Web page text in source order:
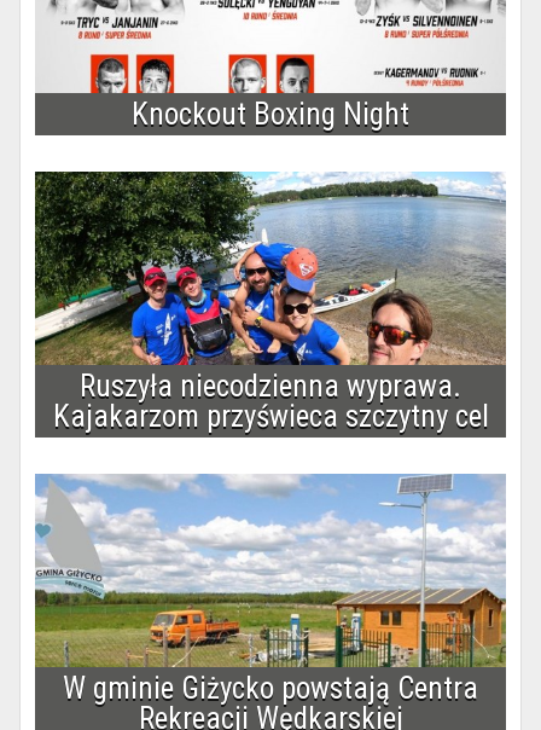
Knockout Boxing Night
Ruszyła niecodzienna wyprawa.
Kajakarzom przyświeca szczytny cel
W gminie Giżycko powstają Centra
Rekreacji Wędkarskiej